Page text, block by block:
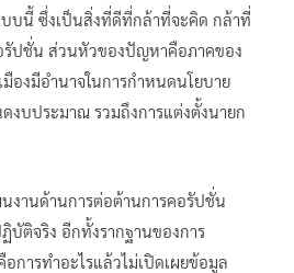
บบนี้ ซึ่งเป็นสิ่งที่ดีที่กล้าที่จะคิด กล้าที่
รัปชั่น ส่วนหัวของปัญหาคือภาคของ
มืองมีอำนาจในการกำหนดนโยบาย
งบประมาณ รวมถึงการแต่งตั้งนายก
งานด้านการต่อต้านการคอรัปชั่น
บัติจริง อีกทั้งรากฐานของการ
การทำอะไรแล้วไม่เปิดเผยข้อมูล